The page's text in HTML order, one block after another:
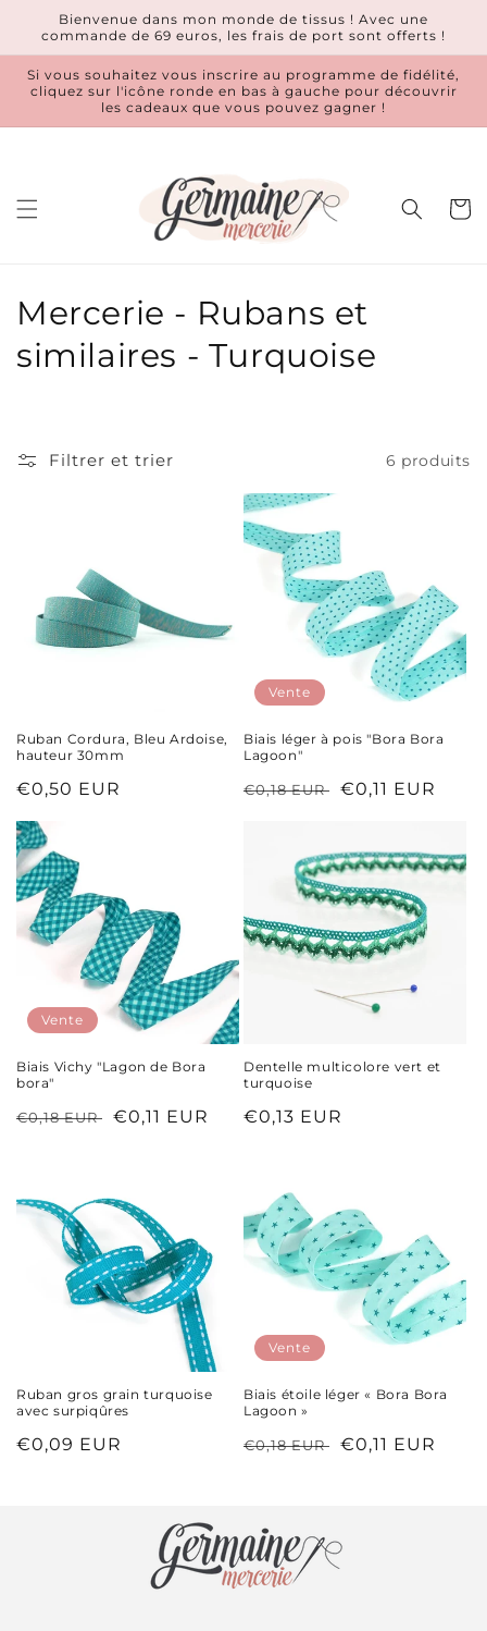
passer
au
Bienvenue dans mon monde de tissus ! Avec une
commande de 69 euros, les frais de port sont offerts !
Si vous souhaitez vous inscrire au programme de fidélité,
cliquez sur l'icône ronde en bas à gauche pour découvrir
les cadeaux que vous pouvez gagner !
Panier
C
o
o
:
Mercerie - Rubans et
similaires - Turquoise
Filtrer et trier 6 produits
Ruban Cordura, Bleu Ardoise,
hauteur 30mm
Prix
€0,50 EUR
Vente
Biais léger à pois "Bora Bora
Lagoon"
Prix
€0,18 EUR
Prix
€0,11 EUR
Vente
Biais Vichy "Lagon de Bora
bora"
Prix
€0,18 EUR
Prix
€0,11 EUR
Dentelle multicolore vert et
turquoise
Prix
€0,13 EUR
Ruban gros grain turquoise
avec surpiqûres
Prix
€0,09 EUR
Vente
Biais étoile léger « Bora Bora
Lagoon »
Prix
€0,18 EUR
Prix
€0,11 EUR